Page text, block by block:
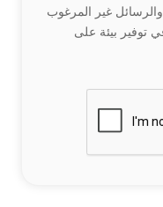
غير المرغوب
توفير بيئة على